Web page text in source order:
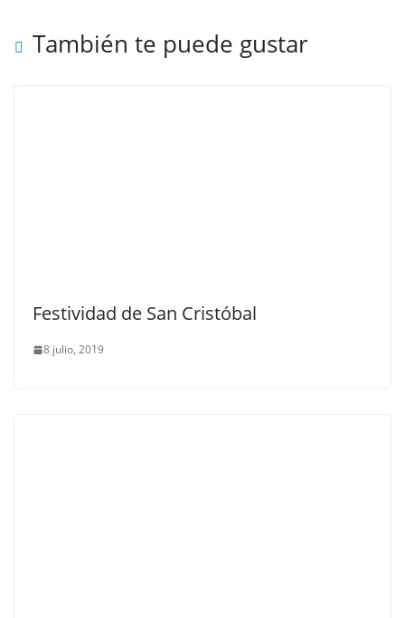
También te puede gustar
Festividad de San Cristóbal
8 julio, 2019